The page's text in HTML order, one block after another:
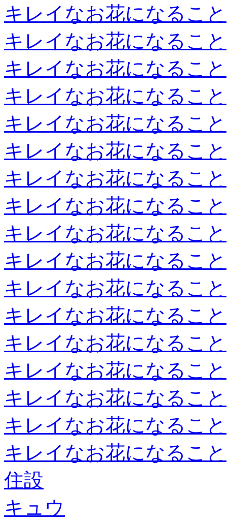
キレイなお花になること
キレイなお花になること
キレイなお花になること
キレイなお花になること
キレイなお花になること
キレイなお花になること
キレイなお花になること
キレイなお花になること
キレイなお花になること
キレイなお花になること
キレイなお花になること
キレイなお花になること
キレイなお花になること
キレイなお花になること
キレイなお花になること
キレイなお花になること
キレイなお花になること
住設
キュウ